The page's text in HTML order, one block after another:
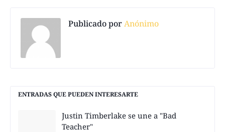
Publicado porAnónimo
ENTRADAS QUE PUEDEN INTERESARTE
Justin Timberlake se une a "Bad
Teacher"